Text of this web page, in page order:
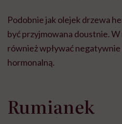
Podobnie jak olejek drzewa
być przyjmowana doustnie. W
również wpływać
hormonalną.
Rumianek